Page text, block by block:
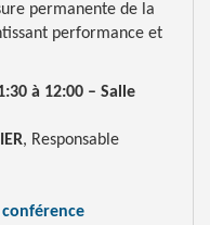
permanente de la
performance et
à 12:00 – Salle
, Responsable